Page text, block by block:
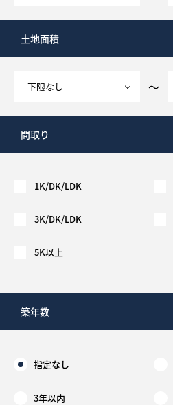
土地面積
～
間取り
1K/DK/LDK
3K/DK/LDK
5K以上
築年数
指定なし
3年以内